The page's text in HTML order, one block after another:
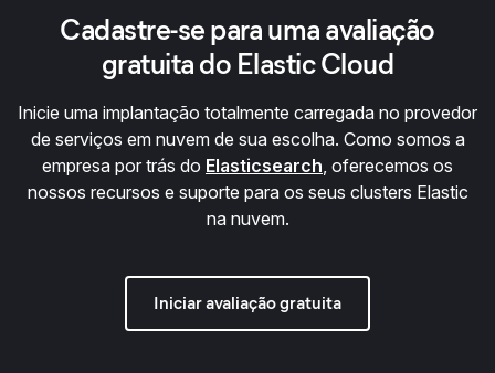
Cadastre-se para uma avaliação
gratuita do Elastic Cloud
Inicie uma implantação totalmente carregada no provedor
de serviços em nuvem de sua escolha. Como somos a
empresa por trás do Elasticsearch , oferecemos os
nossos recursos e suporte para os seus clusters Elastic
na nuvem.
Iniciar avaliação gratuita